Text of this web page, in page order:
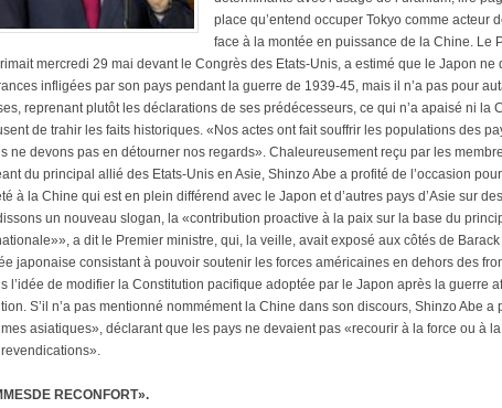
place qu’entend occuper Tokyo comme acteur
face à la montée en puissance de la Chine. Le
mercredi 29 mai devant le Congrès des Etats-Unis, a estimé que le Japon ne
infligées par son pays pendant la guerre de 1939-45, mais il n’a pas pour
reprenant plutôt les déclarations de ses prédécesseurs, ce qui n’a apaisé ni la
de trahir les faits historiques. «Nos actes ont fait souffrir les populations des
ne devons pas en détourner nos regards». Chaleureusement reçu par les
du principal allié des Etats-Unis en Asie, Shinzo Abe a profité de l’occasion
à la Chine qui est en plein différend avec le Japon et d’autres pays d’Asie sur
un nouveau slogan, la «contribution proactive à la paix sur la base du
a dit le Premier ministre, qui, la veille, avait exposé aux côtés de
japonaise consistant à pouvoir soutenir les forces américaines en dehors des
l’idée de modifier la Constitution pacifique adoptée par le Japon après la guerre
S’il n’a pas mentionné nommément la Chine dans son discours, Shinzo Abe a
asiatiques», déclarant que les pays ne devaient pas «recourir à la force ou à
revendications».
RECONFORT».